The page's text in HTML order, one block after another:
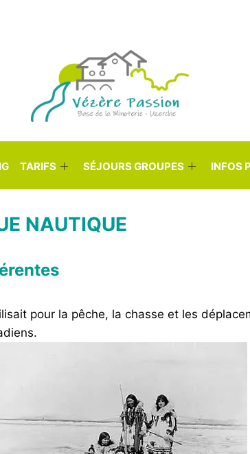
TARIFS SÉJOURS GROUPES INFOS
NAUTIQUE
pour la pêche, la chasse et les